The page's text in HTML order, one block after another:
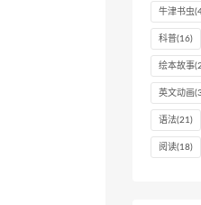
牛津书虫
科普(16)
绘本故事
英文动画
语法(21)
阅读(18)